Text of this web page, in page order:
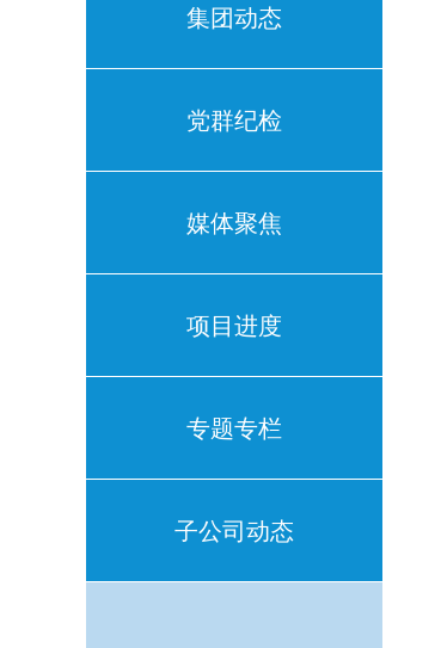
集团动态
党群纪检
媒体聚焦
项目进度
专题专栏
子公司动态